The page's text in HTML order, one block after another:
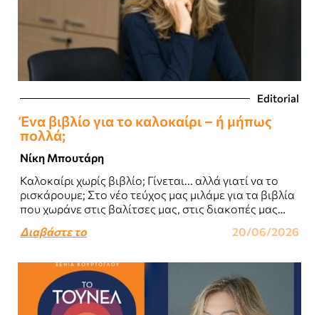
Editorial
Ένα βιβλίο για το καλοκαίρι – ή μήπως
πολλά;
Νίκη Μπουτάρη
Καλοκαίρι χωρίς βιβλίο; Γίνεται... αλλά γιατί να το
ρισκάρουμε; Στο νέο τεύχος μας μιλάμε για τα βιβλία
που χωράνε στις βαλίτσες μας, στις διακοπές μας
Διαβάστε το 20/06/2026